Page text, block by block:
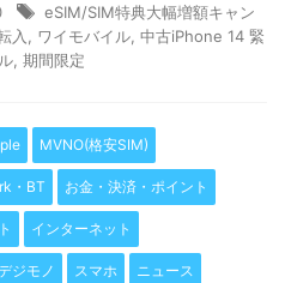
eSIM/SIM特典大幅増額キャン
入 ワイモバイル 中古iPhone 14 緊
期間限定
MVNO(格安SIM)
・BT お金・決済・ポイント
インターネット
ジモノ スマホ ニュース